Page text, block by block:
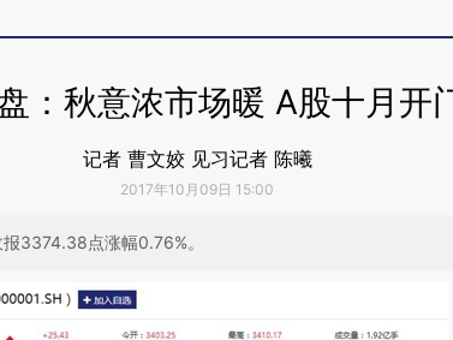
：秋意浓市场暖 A股十月开
记者 曹文姣 见习记者 陈曦
2017年10月09日 15:00
3374.38点涨幅0.76%。